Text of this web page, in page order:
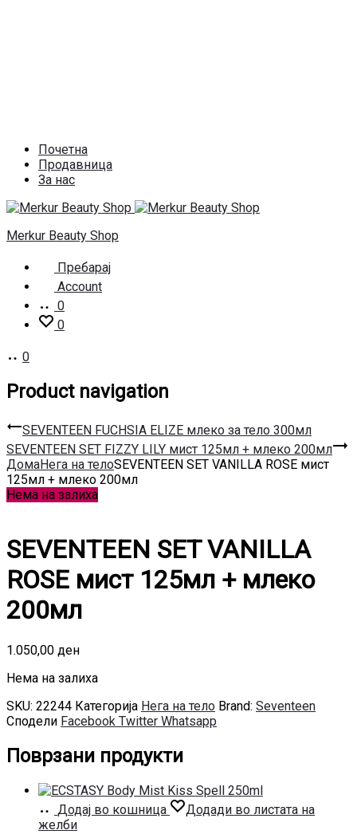
Почетна
Продавница
За нас
Merkur Beauty Shop
Пребарај
Account
0
0
0
Product navigation
SEVENTEEN FUCHSIA ELIZE млеко за тело 300мл
SEVENTEEN SET FIZZY LILY мист 125мл + млеко 200мл
ДомаНега на телоSEVENTEEN SET VANILLA ROSE мист
125мл + млеко 200мл
Нема на залиха
SEVENTEEN SET VANILLA
ROSE мист 125мл + млеко
200мл
1.050,00 ден
Нема на залиха
SKU: 22244 Категорија Нега на тело Brand: Seventeen
Сподели Facebook Twitter Whatsapp
Поврзани продукти
Додај во кошница
Додади во листата на
желби